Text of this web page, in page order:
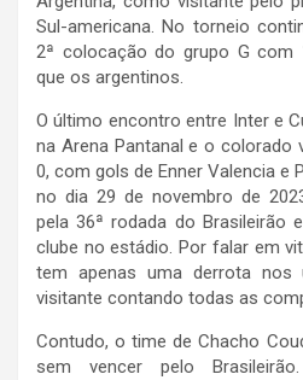
Sul-americana. No torneio
2ª colocação do grupo G
que os argentinos.
O último encontro entre Inter e
na Arena Pantanal e o colorado
0, com gols de Enner Valencia e
no dia 29 de novembro de
pela 36ª rodada do Brasileirão
clube no estádio. Por falar em
tem apenas uma derrota
visitante contando todas as
Contudo, o time de Chacho
sem vencer pelo